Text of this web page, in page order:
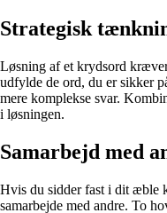
Strategisk
Løsning af et krydsord
udfylde de ord, du er sikker
mere komplekse svar.
i løsningen.
Samarbejd med
Hvis du sidder fast i dit æble
samarbejde med andre. To